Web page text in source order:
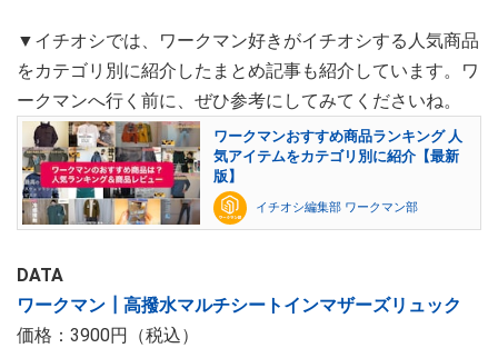
▼イチオシでは、ワークマン好きがイチオシする人気商品
をカテゴリ別に紹介したまとめ記事も紹介しています。ワ
ークマンへ行く前に、ぜひ参考にしてみてくださいね。
ワークマンおすすめ商品ランキング 人
気アイテムをカテゴリ別に紹介【最新
版】
イチオシ編集部 ワークマン部
DATA
ワークマン┃高撥水マルチシートインマザーズリュック
価格：3900円（税込）